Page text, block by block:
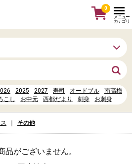
2025 2027 寿司 オードブル
南高梅
こし
お中元 西都だより 刺身
お刺身
0
メニュー
カテゴリ
その他
品がございません。